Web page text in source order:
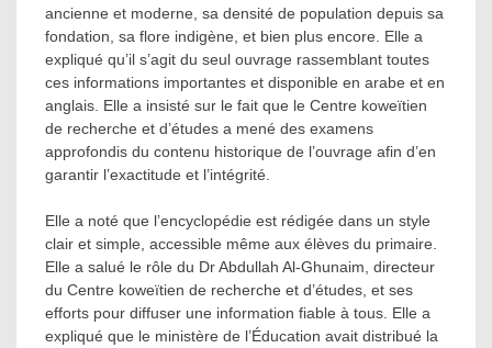
ancienne et moderne, sa densité de population depuis sa
fondation, sa flore indigène, et bien plus encore. Elle a
expliqué qu’il s’agit du seul ouvrage rassemblant toutes
ces informations importantes et disponible en arabe et en
anglais. Elle a insisté sur le fait que le Centre koweïtien
de recherche et d’études a mené des examens
approfondis du contenu historique de l’ouvrage afin d’en
garantir l’exactitude et l’intégrité.
Elle a noté que l’encyclopédie est rédigée dans un style
clair et simple, accessible même aux élèves du primaire.
Elle a salué le rôle du Dr Abdullah Al-Ghunaim, directeur
du Centre koweïtien de recherche et d’études, et ses
efforts pour diffuser une information fiable à tous. Elle a
expliqué que le ministère de l’Éducation avait distribué la